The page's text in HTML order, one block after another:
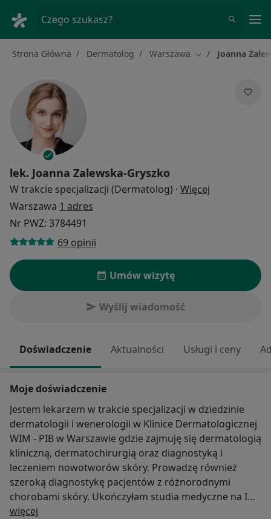
Czego szukasz?
Strona Główna Dermatolog Warszawa Zmień miasto
Joanna
lek. Joanna Zalewska-Gryszko
W trakcie specjalizacji (Dermatolog) · Więcej
Warszawa 1 adres
Nr PWZ: 3784491
69 opinii
Umów wizytę
Wyślij wiadomość
Doświadczenie Aktualności Usługi i ceny
Moje doświadczenie
Jestem lekarzem w trakcie specjalizacji w dziedzinie
dermatologii i wenerologii w Klinice Dermatologicznej
WIM - PIB w Warszawie gdzie zajmuję się dermatologią
kliniczną, dermatochirurgią oraz diagnostyką i
leczeniem nowotworów skóry. Prowadzę również
szeroką diagnostykę pacjentów z różnorodnymi
chorobami skóry. Ukończyłam studia medyczne na I
Wydziale Lekarskim Warszawskiego Uniwersytetu
więcej